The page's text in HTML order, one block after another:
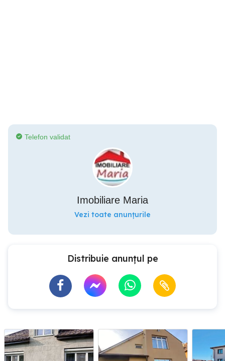
Telefon validat
Imobiliare Maria
Vezi toate anunțurile
Distribuie anunțul pe